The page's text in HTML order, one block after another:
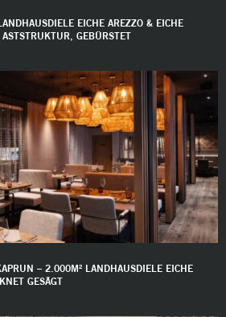
EICHE AREZZO & EICHE
GEBÜRSTET
– 2.000M² LANDHAUSDIELE EICHE
GESÄGT